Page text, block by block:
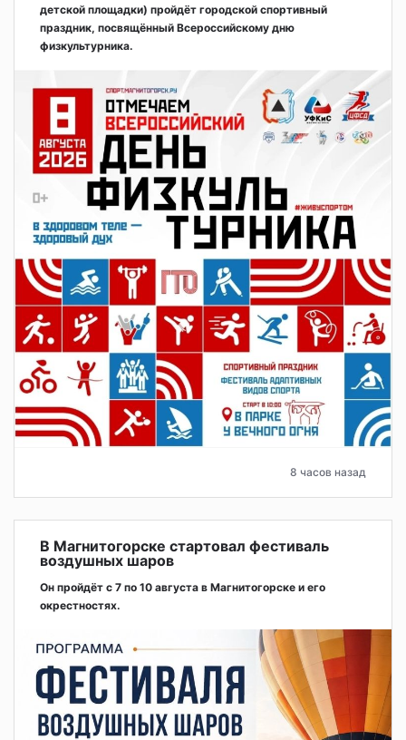
детской площадки) пройдёт городской спортивный
праздник, посвящённый Всероссийскому дню
физкультурника.
8 часов назад
В Магнитогорске стартовал фестиваль
воздушных шаров
Он пройдёт с 7 по 10 августа в Магнитогорске и его
окрестностях.